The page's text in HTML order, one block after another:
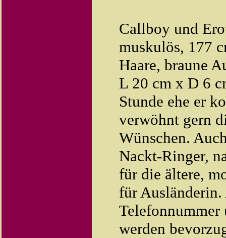
Callboy und
muskulös, 177
Haare, braune
L 20 cm x D 6
Stunde ehe er
verwöhnt gern
Wünschen.
Nackt-Ringer,
für die ältere,
für
Telefonnummer
werden